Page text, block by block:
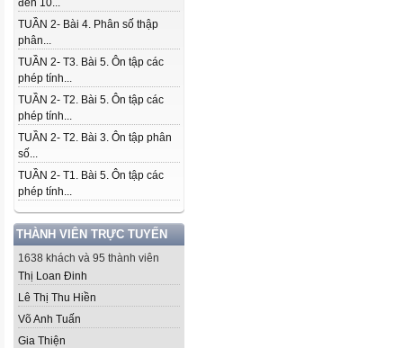
đến 10...
TUẦN 2- Bài 4. Phân số thập
phân...
TUẦN 2- T3. Bài 5. Ôn tập các
phép tính...
TUẦN 2- T2. Bài 5. Ôn tập các
phép tính...
TUẦN 2- T2. Bài 3. Ôn tập phân
số...
TUẦN 2- T1. Bài 5. Ôn tập các
phép tính...
THÀNH VIÊN TRỰC TUYẾN
1638 khách và 95 thành viên
Thị Loan Đinh
Lê Thị Thu Hiền
Võ Anh Tuấn
Gia Thiện